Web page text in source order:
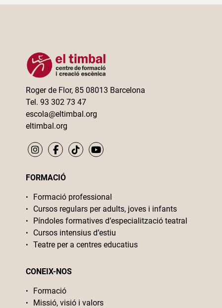
Roger de Flor, 85 08013 Barcelona
Tel. 93 302 73 47
escola@eltimbal.org
eltimbal.org
FORMACIÓ
Formació professional
Cursos regulars per adults, joves i infants
Píndoles formatives d’especialització teatral
Cursos intensius d’estiu
Teatre per a centres educatius
CONEIX-NOS
Formació
Missió, visió i valors